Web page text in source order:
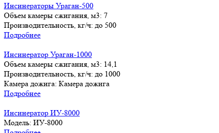
Инсинераторы Ураган-500
Объем камеры сжигания, м3: 7
Производительность, кг/ч: до 500
Подробнее
Инсинератор Ураган-1000
Объем камеры сжигания, м3: 14,1
Производительность, кг/ч: до 1000
Камера дожига: Камера дожига
Подробнее
Инсинератор ИУ-8000
Модель: ИУ-8000